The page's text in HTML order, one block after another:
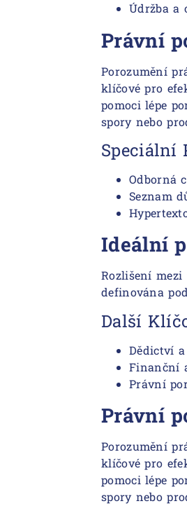
Údržba a
Právní
Porozumění
klíčové pro
pomoci lépe
spory nebo
Speciální
Odborná
Seznam
Ideální
Rozlišení
definována
Další
Dědictví
Finanční
Právní
Právní
Porozumění
klíčové pro
pomoci lépe
spory nebo